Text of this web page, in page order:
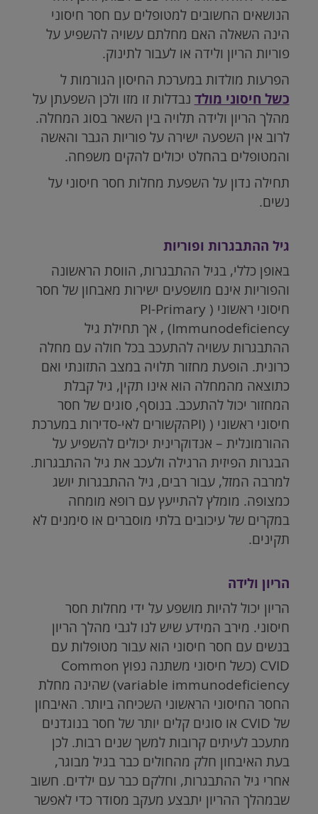
הנושאים החשובים למטופלים עם חסר חיסוני
הינה השאלה האם מחלתם עשויה להשפיע על
פוריות הריון ולידה או לעבור לתינוק.
הפרעות מולדות במערכת החיסון הגורמות ל
כשל חיסוני מולד נבדלות זו מזו ולכן השפעתן על
מהלך הריון ולידה תלויה בין השאר בסוג המחלה.
לרוב אין השפעה ישירה על פוריות הגבר והאשה
והמטופלים בהחלט יכולים להקים משפחה.
תחילה נדון על השפעת מחלות חסר חיסוני על
נשים.
גיל ההתבגרות ופוריות
באופן כללי, בגיל ההתבגרות, הווסת הראשונה
והפוריות אינם מושפעים ישירות מאבחון של חסר
חיסוני ראשוני (PI-Primary
Immunodeficiency) , אך תחילת גיל
ההתבגרות עשויה להתעכב בכל חולה עם מחלה
כרונית. הופעת מחזור תלויה במצב התזונתי ואם
כתוצאה מהמחלה הוא אינו תקין, גיל קבלת
המחזור יכול להתעכב. בנוסף, סוגים של חסר
חיסוני ראשוני ( (PIהקשורים לאי-סדירות במערכת
ההורמונלית – אנדוקרינית יכולים להשפיע על
הבגרות הפיזית הרגילה ולעכב את גיל ההתבגרות.
למרבה המזל, עבור רבים, גיל ההתבגרות יושג
כמצופה. מומלץ להתייעץ עם רופא מומחה
במקרים של עיכובים בלתי מוסברים או סימנים לא
תקינים.
הריון ולידה
הריון יכול להיות מושפע על ידי מחלות חסר
חיסוני. מירב המידע שיש לנו לגבי מהלך הריון
בנשים עם חסר חיסוני הוא עבור מטופלות עם
CVID (כשל חיסוני משתנה נפוץ Common
variable immunodeficiency) שהינה מחלת
החסר החיסוני הראשוני השכיחה ביותר. האיבחון
של CVID או סוגים קלים יותר של חסר בנוגדנים
מתעכב לעיתים קרובות למשך שנים רבות. לכן
בעת האיבחון חלק מהחולים כבר בגיל מבוגר,
אחרי גיל ההתבגרות, וחלקם כבר עם ילדים. חשוב
שבמהלך ההריון יתבצע מעקב מסודר כדי לאפשר